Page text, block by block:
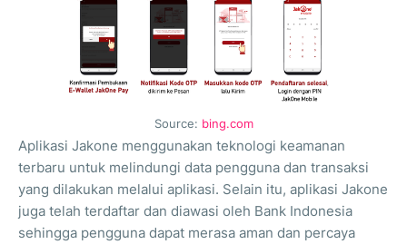
Source: bing.com
Aplikasi Jakone menggunakan teknologi keamanan
terbaru untuk melindungi data pengguna dan transaksi
yang dilakukan melalui aplikasi. Selain itu, aplikasi Jakone
juga telah terdaftar dan diawasi oleh Bank Indonesia
sehingga pengguna dapat merasa aman dan percaya